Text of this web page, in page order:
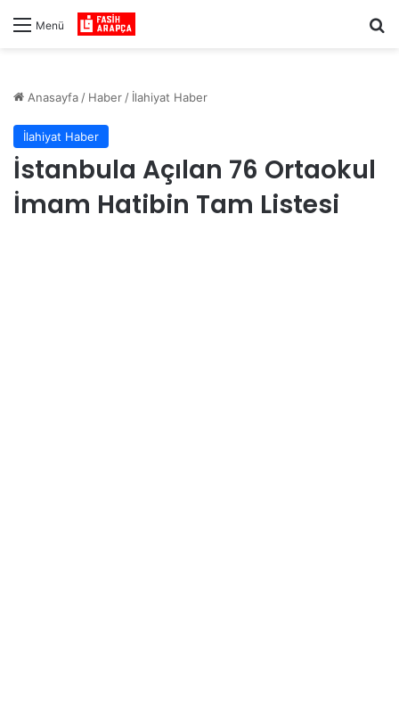
Menü
Anasayfa / Haber / İlahiyat Haber
İlahiyat Haber
İstanbula Açılan 76 Ortaokul
İmam Hatibin Tam Listesi